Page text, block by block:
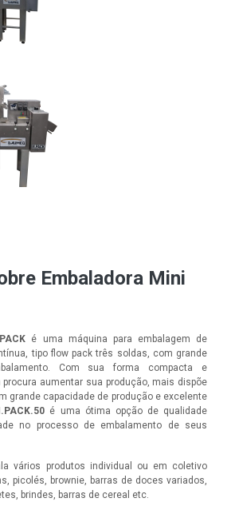
Embaladora Mini
é uma máquina para embalagem de
tipo flow pack três soldas, com grande
Com sua forma compacta e
procura aumentar sua produção, mais dispõe
grande capacidade de produção e excelente
é uma ótima opção de qualidade
no processo de embalamento de seus
vários produtos individual ou em coletivo
picolés, brownie, barras de doces variados,
brindes, barras de cereal etc.